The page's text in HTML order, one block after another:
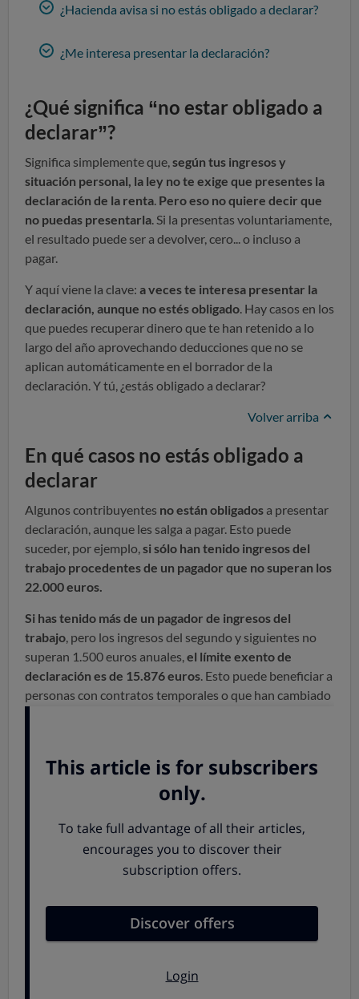
¿Hacienda avisa si no estás obligado a declarar?
¿Me interesa presentar la declaración?
¿Qué significa “no estar obligado a
declarar”?
Significa simplemente que, según tus ingresos y
situación personal, la ley no te exige que presentes la
declaración de la renta Pero eso no quiere decir que
no puedas presentarla . Si la presentas voluntariamente,
el resultado puede ser a devolver, cero... o incluso a
pagar.
Y aquí viene la clave: a veces te interesa presentar la
declaración, aunque no estés obligado . Hay casos en los
que puedes recuperar dinero que te han retenido a lo
largo del año aprovechando deducciones que no se
aplican automáticamente en el borrador de la
declaración. Y tú, ¿estás obligado a declarar?
Volver arriba
En qué casos no estás obligado a
declarar
Algunos contribuyentes no están obligados a presentar
declaración, aunque les salga a pagar. Esto puede
suceder, por ejemplo, si sólo han tenido ingresos del
trabajo procedentes de un pagador que no superan los
22.000 euros.
Si has tenido más de un pagador de ingresos del
trabajo , pero los ingresos del segundo y siguientes no
superan 1.500 euros anuales, el límite exento de
declaración es de 15.876 euros . Esto puede beneficiar a
personas con contratos temporales o que han cambiado
ejemplo, la pensión de viudedad de la Seguridad Social y
Pero, atención:hay situaciones en las que sí podrías
tener que declarar, aunque tus ingresos sean bajos
ejemplo, si has cobrado subvenciones, has tenido
pérdidas o ganancias patrimoniales de acciones o
Puedes consultar todos los detalles necesarios para